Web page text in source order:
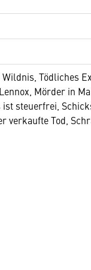
Tödliches
Mörder in
ist steuerfrei,
verkaufte Tod,